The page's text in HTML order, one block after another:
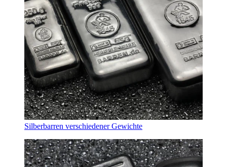
Silberbarren verschiedener Gewichte